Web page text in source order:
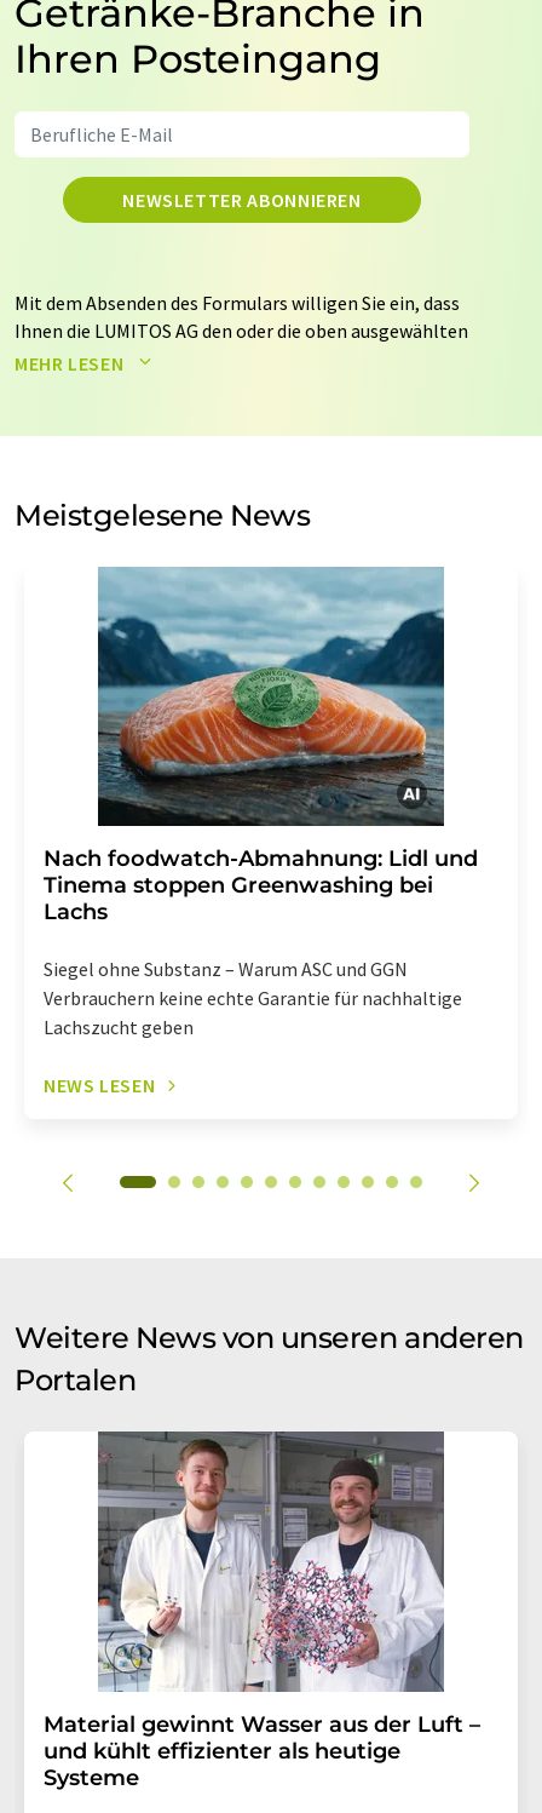
Getränke-Branche in
Ihren Posteingang
NEWSLETTER ABONNIEREN
Mit dem Absenden des Formulars willigen Sie ein, dass
Ihnen die LUMITOS AG den oder die oben ausgewählten
Newsletter per E-Mail zusendet. Ihre Daten werden
auf Basis unsererDatenschutzerklärung. LUMITOS darf
Meinungsforschung per E-Mail kontaktieren. Ihre
Einwilligung können Sie jederzeit ohne Angabe von
Str. 2, 12489 Berlin oder per E-Mail unter
widerruf@lumitos.commit Wirkung für die Zukunft
widerrufen. Zudem ist in jeder E-Mail ein Link zur
Abbestellung des entsprechenden Newsletters
enthalten.
MEHR LESEN
Meistgelesene News
Nach foodwatch-Abmahnung: Lidl und
Tinema stoppen Greenwashing bei
Lachs
Siegel ohne Substanz – Warum ASC und GGN
Verbrauchern keine echte Garantie für nachhaltige
Lachszucht geben
NEWS LESEN
Weitere News von unseren anderen
Portalen
Material gewinnt Wasser aus der Luft –
und kühlt effizienter als heutige
Systeme